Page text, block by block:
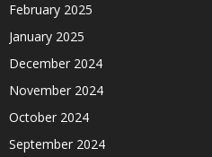
February 2025
January 2025
December 2024
November 2024
October 2024
September 2024